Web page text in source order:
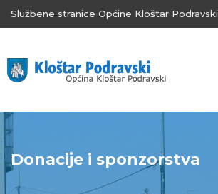
Službene stranice Općine Kloštar Podravski
Donacije i sponzorstva